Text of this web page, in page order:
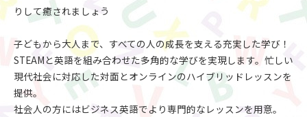
りして癒されましょう
子どもから大人まで、すべての人の成長を支える充実した学び！
STEAMと英語を組み合わせた多角的な学びを実現します。忙しい
現代社会に対応した対面とオンラインのハイブリッドレッスンを
提供。
社会人の方にはビジネス英語でより専門的なレッスンを用意。